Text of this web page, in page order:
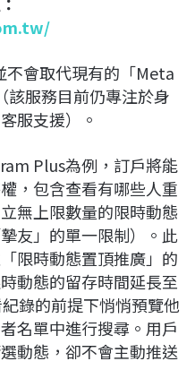
會取代現有的「Meta
服務目前仍專注於身
服支援）。
Plus為例，訂戶將能
，包含查看有哪些人重
無上限數量的限時動態
友」的單一限制）。此
限時動態置頂推廣」的
動態的留存時間延長至
錄的前提下悄悄預覽他
名單中進行搜尋。用戶
動態，卻不會主動推送